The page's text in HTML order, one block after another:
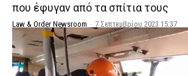
που έφυγαν από τα σπίτια τους
Law & Order Newsroom - 7 Σεπτεμβρίου 2023 15:37